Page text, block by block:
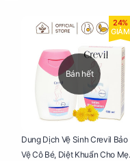
Bán hết
24%
GIẢM
Dung Dịch Vệ Sinh Crevil Bảo
Vệ Cô Bé, Diệt Khuẩn Cho Mẹ